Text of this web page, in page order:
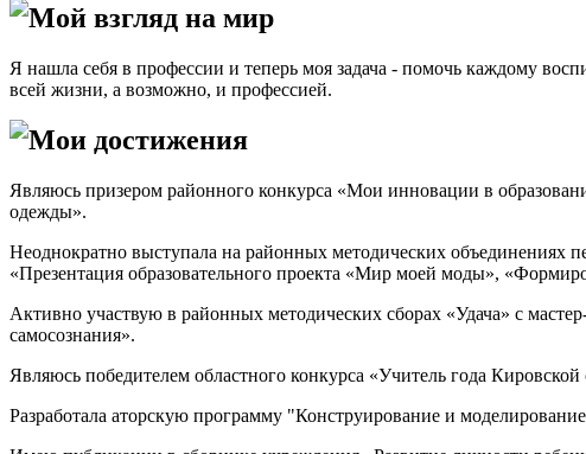
Мой взгляд на мир
Я нашла себя в профессии и теперь моя задача - помочь каждому
всей жизни, а возможно, и профессией.
Мои достижения
Являюсь призером районного конкурса «Мои инновации в
одежды».
Неоднократно выступала на районных методических объединениях
«Презентация образовательного проекта «Мир моей моды»,
Активно участвую в районных методических сборах «Удача» с
самосознания».
Являюсь победителем областного конкурса «Учитель года
Разработала аторскую программу "Конструирование и